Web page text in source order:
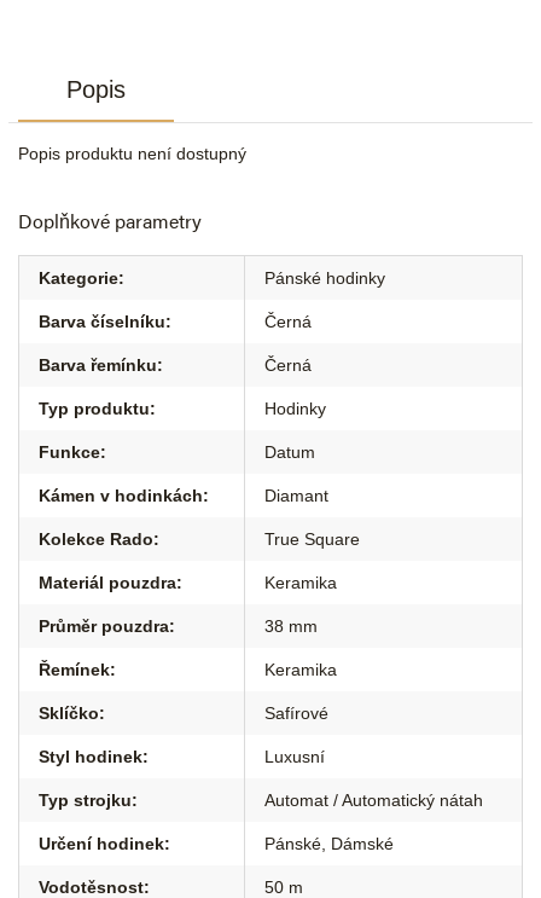
Popis
Popis produktu není dostupný
Doplňkové parametry
Kategorie: Pánské hodinky
Barva číselníku: Černá
Barva řemínku: Černá
Typ produktu: Hodinky
Funkce: Datum
Kámen v hodinkách: Diamant
Kolekce Rado: True Square
Materiál pouzdra: Keramika
Průměr pouzdra: 38 mm
Řemínek: Keramika
Sklíčko: Safírové
Styl hodinek: Luxusní
Typ strojku: Automat / Automatický nátah
Určení hodinek: Pánské Dámské
Vodotěsnost: 50 m